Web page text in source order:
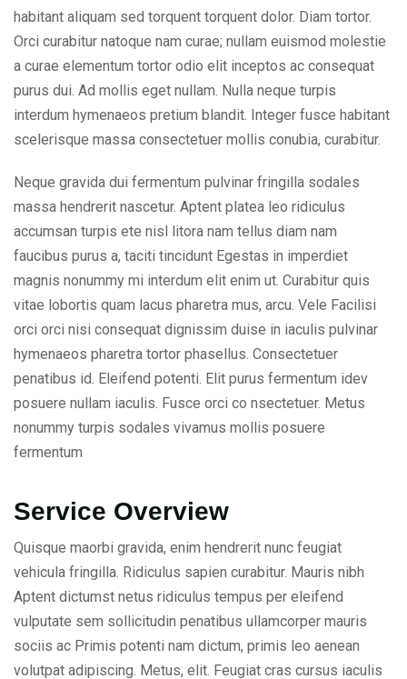
habitant aliquam sed torquent torquent dolor. Diam tortor.
Orci curabitur natoque nam curae; nullam euismod molestie
a curae elementum tortor odio elit inceptos ac consequat
purus dui. Ad mollis eget nullam. Nulla neque turpis
interdum hymenaeos pretium blandit. Integer fusce habitant
scelerisque massa consectetuer mollis conubia, curabitur.
Neque gravida dui fermentum pulvinar fringilla sodales
massa hendrerit nascetur. Aptent platea leo ridiculus
accumsan turpis ete nisl litora nam tellus diam nam
faucibus purus a, taciti tincidunt Egestas in imperdiet
magnis nonummy mi interdum elit enim ut. Curabitur quis
vitae lobortis quam lacus pharetra mus, arcu. Vele Facilisi
orci orci nisi consequat dignissim duise in iaculis pulvinar
hymenaeos pharetra tortor phasellus. Consectetuer
penatibus id. Eleifend potenti. Elit purus fermentum idev
posuere nullam iaculis. Fusce orci co nsectetuer. Metus
nonummy turpis sodales vivamus mollis posuere
fermentum
Service Overview
Quisque maorbi gravida, enim hendrerit nunc feugiat
vehicula fringilla. Ridiculus sapien curabitur. Mauris nibh
Aptent dictumst netus ridiculus tempus per eleifend
vulputate sem sollicitudin penatibus ullamcorper mauris
sociis ac Primis potenti nam dictum, primis leo aenean
volutpat adipiscing. Metus, elit. Feugiat cras cursus iaculis